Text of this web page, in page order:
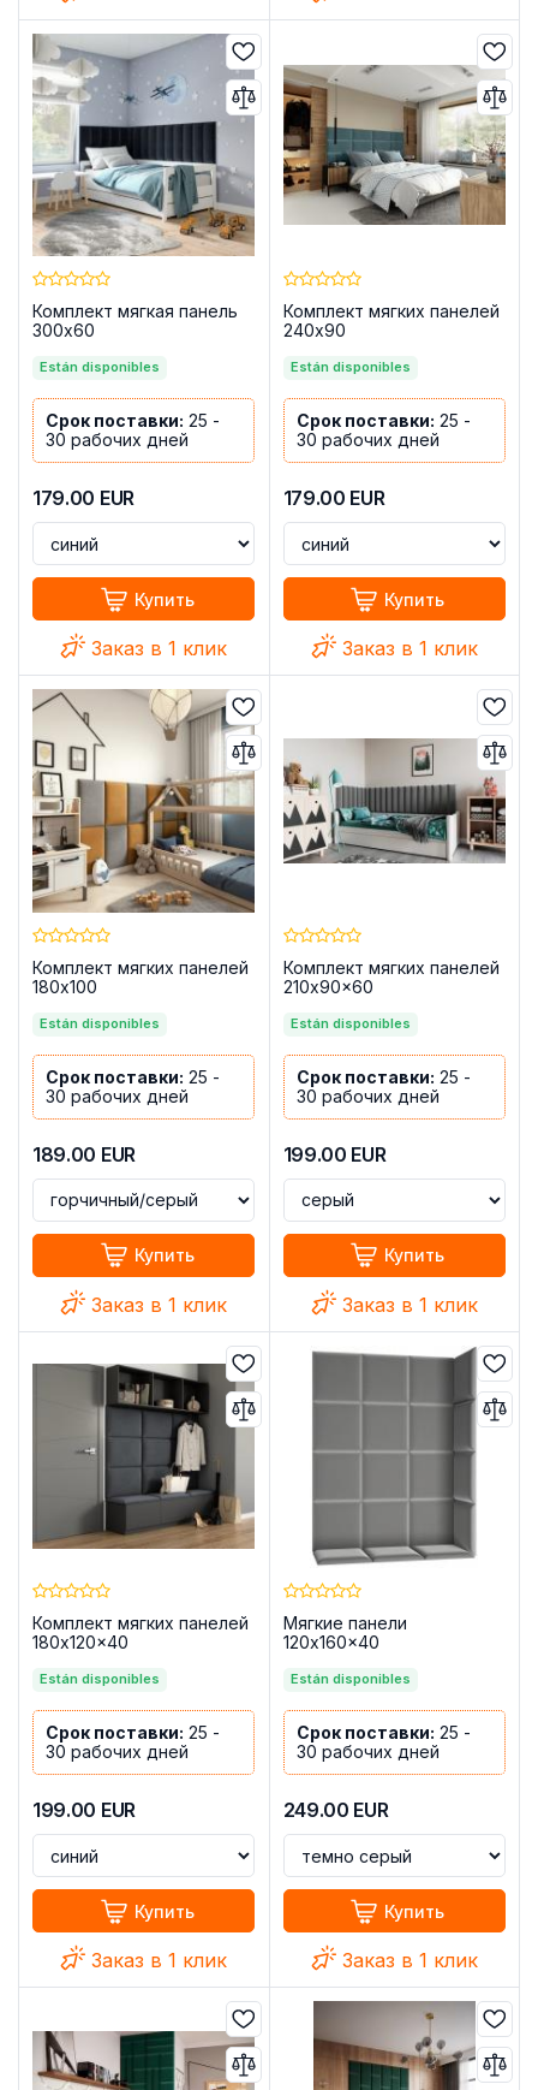
Комплект мягкая панель
300x60
Están disponibles
Срок поставки: 25 -
30 рабочих дней
179.00 EUR
Купить
Заказ в 1 клик
Комплект мягких панелей
240x90
Están disponibles
Срок поставки: 25 -
30 рабочих дней
179.00 EUR
Купить
Заказ в 1 клик
Комплект мягких панелей
180x100
Están disponibles
Срок поставки: 25 -
30 рабочих дней
189.00 EUR
Купить
Заказ в 1 клик
Комплект мягких панелей
210x90x60
Están disponibles
Срок поставки: 25 -
30 рабочих дней
199.00 EUR
Купить
Заказ в 1 клик
Комплект мягких панелей
180x120x40
Están disponibles
Срок поставки: 25 -
30 рабочих дней
199.00 EUR
Купить
Заказ в 1 клик
Мягкие панели
120x160x40
Están disponibles
Срок поставки: 25 -
30 рабочих дней
249.00 EUR
Купить
Заказ в 1 клик